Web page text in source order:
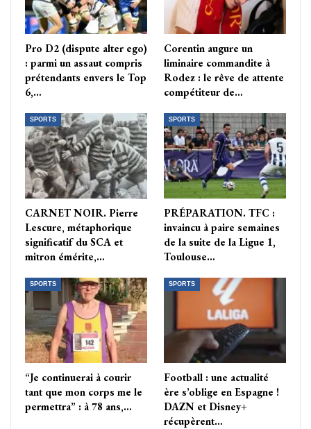
Pro D2 (dispute alter ego)
: parmi un assaut compris
prétendants envers le Top
6,…
Corentin augure un
liminaire commandite à
Rodez : le rêve de attente
compétiteur de…
SPORTS
CARNET NOIR. Pierre
Lescure, métaphorique
significatif du SCA et
mitron émérite,…
SPORTS
PRÉPARATION. TFC :
invaincu à paire semaines
de la suite de la Ligue 1,
Toulouse…
SPORTS
“Je continuerai à courir
tant que mon corps me le
permettra” : à 78 ans,…
SPORTS
Football : une actualité
ère s’oblige en Espagne !
DAZN et Disney+
récupèrent…